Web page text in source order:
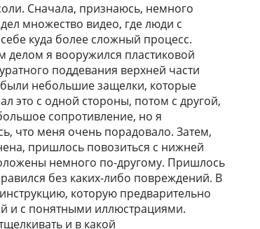
Сначала, признаюсь, немного
множество видео, где люди с
куда более сложный процесс.
делом я вооружился пластиковой
поддевания верхней части
небольшие защелки, которые
это с одной стороны, потом с другой,
сопротивление, но я
что меня очень порадовало. Затем,
пришлось повозиться с нижней
немного по-другому. Пришлось
без каких-либо повреждений. В
которую предварительно
и с понятными иллюстрациями.
и в какой